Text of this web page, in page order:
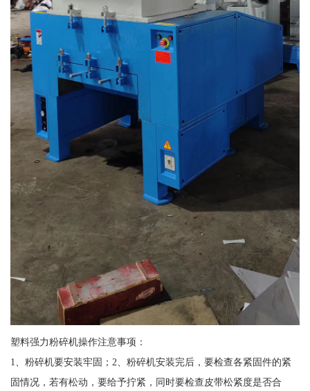
塑料强力粉碎机操作注意事项：
1、粉碎机要安装牢固；2、粉碎机安装完后，要检查各紧固件的紧
固情况，若有松动，要给予拧紧，同时要检查皮带松紧度是否合